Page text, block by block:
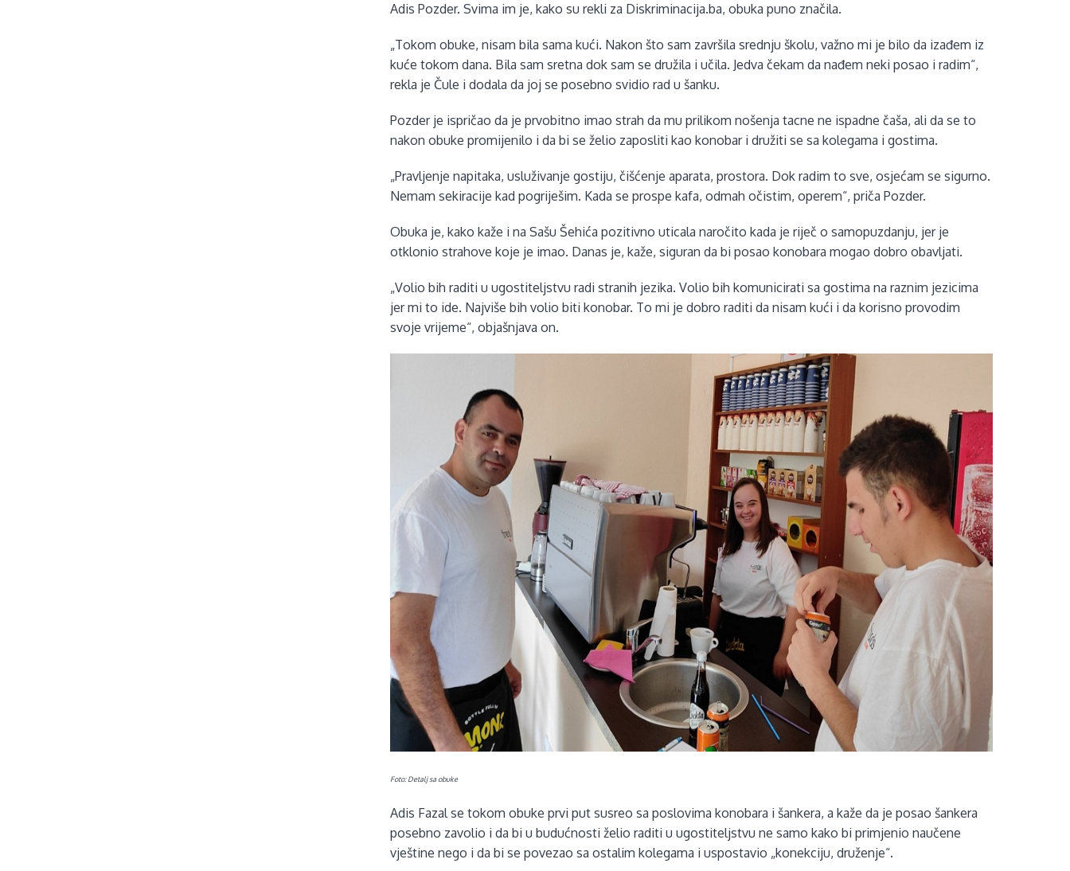
Adis Pozder. Svima im je, kako su rekli za Diskriminacija.ba, obuka puno značila.
„Tokom obuke, nisam bila sama kući. Nakon što sam završila srednju školu, važno mi je bilo da izađem iz
kuće tokom dana. Bila sam sretna dok sam se družila i učila. Jedva čekam da nađem neki posao i radim“,
rekla je Čule i dodala da joj se posebno svidio rad u šanku.
Pozder je ispričao da je prvobitno imao strah da mu prilikom nošenja tacne ne ispadne čaša, ali da se to
nakon obuke promijenilo i da bi se želio zaposliti kao konobar i družiti se sa kolegama i gostima.
„Pravljenje napitaka, usluživanje gostiju, čišćenje aparata, prostora. Dok radim to sve, osjećam se sigurno.
Nemam sekiracije kad pogriješim. Kada se prospe kafa, odmah očistim, operem“, priča Pozder.
Obuka je, kako kaže i na Sašu Šehića pozitivno uticala naročito kada je riječ o samopuzdanju, jer je
otklonio strahove koje je imao. Danas je, kaže, siguran da bi posao konobara mogao dobro obavljati.
„Volio bih raditi u ugostiteljstvu radi stranih jezika. Volio bih komunicirati sa gostima na raznim jezicima
jer mi to ide. Najviše bih volio biti konobar. To mi je dobro raditi da nisam kući i da korisno provodim
svoje vrijeme“, objašnjava on.
Foto: Detalj sa obuke
Adis Fazal se tokom obuke prvi put susreo sa poslovima konobara i šankera, a kaže da je posao šankera
posebno zavolio i da bi u budućnosti želio raditi u ugostiteljstvu ne samo kako bi primjenio naučene
vještine nego i da bi se povezao sa ostalim kolegama i uspostavio „konekciju, druženje“.